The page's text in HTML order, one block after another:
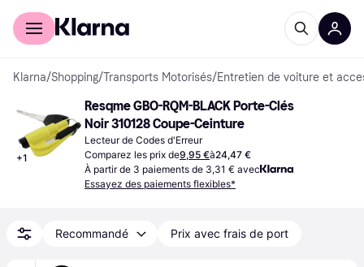
Acheter avec Klarna
Klarna/Shopping/Transports Motorisés/Entretien de voiture et
+1
Resqme GBO-RQM-BLACK Porte-Clés
Noir 310128 Coupe-Ceinture
Lecteur de Codes d'Erreur
Comparez les prix de9,95 €à24,47 €
À partir de 3 paiements de 3,31 € avec
Essayez des paiements flexibles*
Recommandé Prix avec frais de port